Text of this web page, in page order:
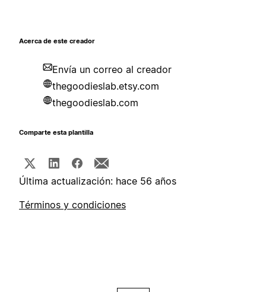
Acerca de este creador
Envía un correo al creador
thegoodieslab.etsy.com
thegoodieslab.com
Comparte esta plantilla
Última actualización: hace 56 años
Términos y condiciones